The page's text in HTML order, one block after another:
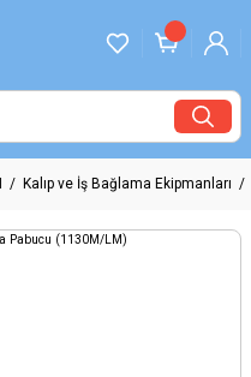
Kalıp ve İş Bağlama Ekipmanları